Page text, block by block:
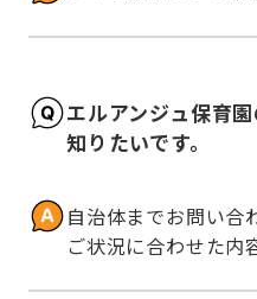
エルアンジュ保育
知りたいです。
自治体までお問い合
ご状況に合わせた内